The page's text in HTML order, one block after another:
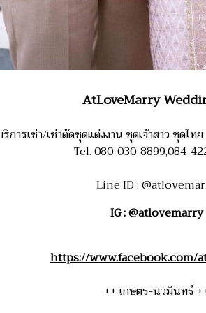
AtLoveMarry
การเช่า/เช่าตัดชุดแต่งงาน ชุดเจ้าสาว ชุดไท
Tel. 080-030-8899,084-
Line ID :
IG : @atlovemarry
https://www.facebook.com/
++ เกษตร-นวมินทร์